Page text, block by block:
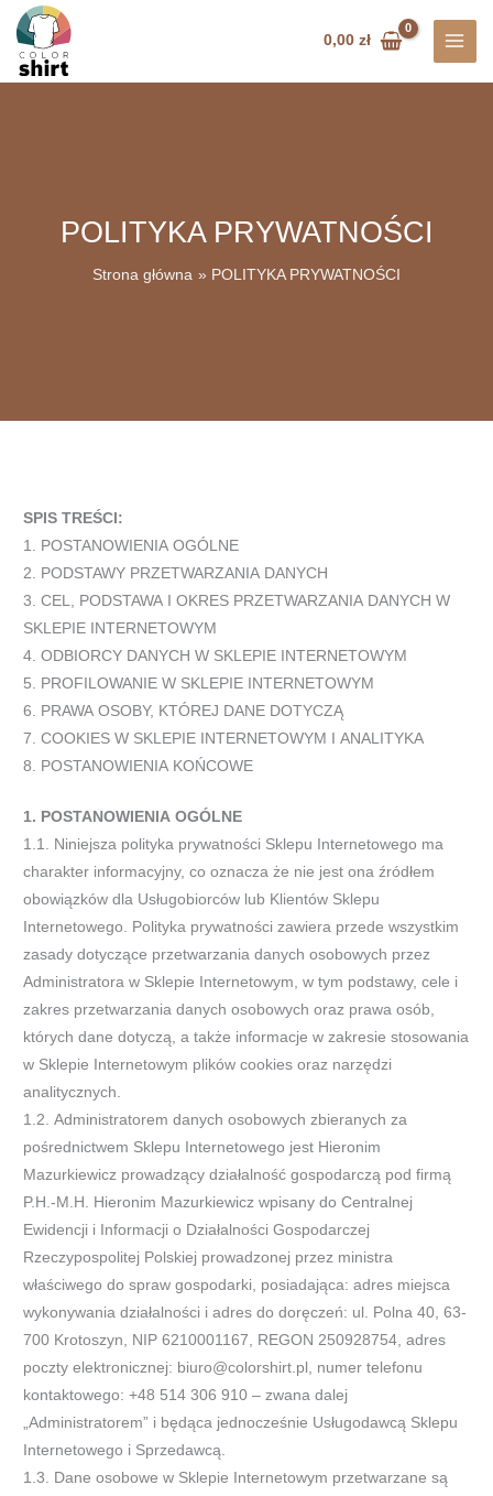
Przejdź
treści
0,00zł
POLITYKA PRYWATNOŚCI
Strona główna POLITYKA PRYWATNOŚCI
SPIS TREŚCI:
1.
POSTANOWIENIA OGÓLNE
2.
PODSTAWY PRZETWARZANIA DANYCH
3.
CEL, PODSTAWA I OKRES PRZETWARZANIA DANYCH W
SKLEPIE INTERNETOWYM
4. ODBIORCY DANYCH W SKLEPIE INTERNETOWYM
5.
PROFILOWANIE W SKLEPIE INTERNETOWYM
6.
PRAWA OSOBY, KTÓREJ DANE DOTYCZĄ
7.
COOKIES W SKLEPIE INTERNETOWYM I ANALITYKA
8.
POSTANOWIENIA KOŃCOWE
1. POSTANOWIENIA OGÓLNE
1.1. Niniejsza polityka prywatności Sklepu Internetowego ma
charakter informacyjny, co oznacza że nie jest ona źródłem
obowiązkówdla Usługobiorców lub Klientów Sklepu
Internetowego. Polityka prywatności zawiera przede wszystkim
zasady dotyczące przetwarzania danych osobowych przez
Administratora w Sklepie Internetowym, w tym podstawy, cele i
zakres przetwarzaniadanych osobowych oraz prawa osób,
których dane dotyczą, a także informacje w zakresie stosowania
w Sklepie Internetowym plików cookies oraz narzędzi
analitycznych.
1.2. Administratorem danych osobowych zbieranych za
pośrednictwem Sklepu Internetowego jest Hieronim
Mazurkiewicz prowadzącydziałalność gospodarczą pod firmą
P.H.-M.H. Hieronim Mazurkiewicz wpisany do Centralnej
Ewidencji i Informacji o Działalności Gospodarczej
Rzeczypospolitej Polskiej prowadzonej przez ministra
właściwego do spraw gospodarki, posiadająca:adres miejsca
wykonywania działalności i adres do doręczeń: ul. Polna 40, 63-
700 Krotoszyn, NIP 6210001167, REGON 250928754, adres
poczty elektronicznej: biuro@colorshirt.pl, numer telefonu
kontaktowego: +48 514 306 910– zwana dalej
„Administratorem” i będąca jednocześnie Usługodawcą Sklepu
Internetowego i Sprzedawcą.
1.3. Dane osobowe w Sklepie Internetowym przetwarzane są